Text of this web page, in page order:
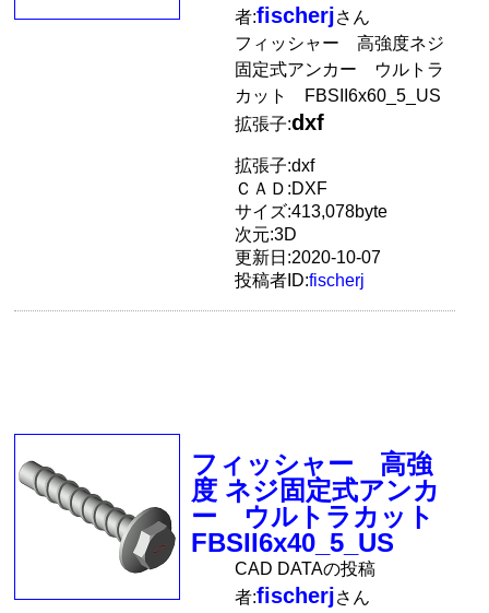
者:fischerjさん
フィッシャー 高強度ネジ
固定式アンカー ウルトラ
カット FBSII6x60_5_US
拡張子:dxf
拡張子:dxf
ＣＡＤ:DXF
サイズ:413,078byte
次元:3D
更新日:2020-10-07
投稿者ID:fischerj
フィッシャー 高強
度 ネジ固定式アンカ
ー ウルトラカット
FBSII6x40_5_US
CAD DATAの投稿
者:fischerjさん